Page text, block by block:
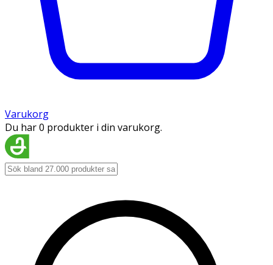
Varukorg
Du har 0 produkter i din varukorg.